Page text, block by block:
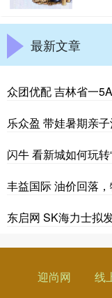
最新文章
众团优配 吉林省一
乐众盈 带娃暑期亲
闪牛 看新城如何玩转
丰益国际 油价回落
东启网 SK海力士拟
迎尚网 线